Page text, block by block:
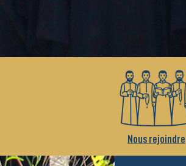
Nous rejoindre